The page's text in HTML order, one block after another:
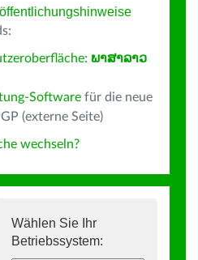
ພາສາລາວ
Software für die neue
(externe Seite)
wechseln?
Wählen Sie Ihr
Betriebssystem: